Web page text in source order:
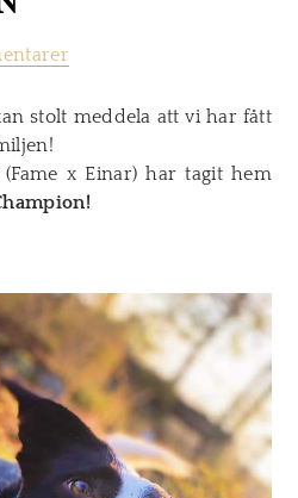
stolt meddela att vi har fått
x Einar) har tagit hem